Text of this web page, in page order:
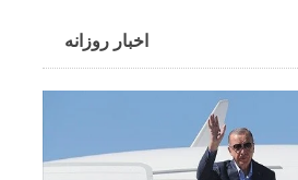
اخبار روزانه